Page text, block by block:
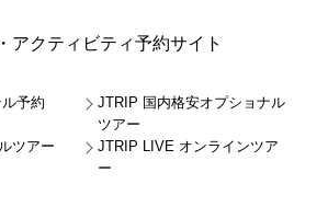
アクティビティ予約サイト
予約
JTRIP 国内格安オプショナル
ツアー
ツアー
JTRIP LIVE オンラインツア
ー